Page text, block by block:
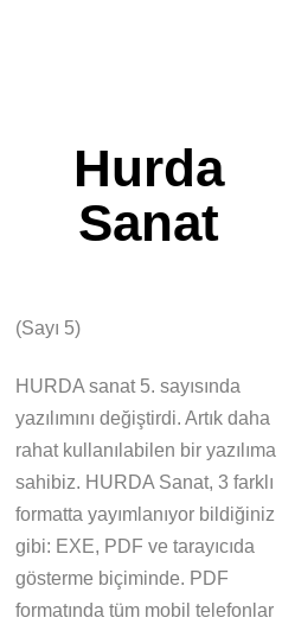
Hurda
Sanat
(Sayı 5)
HURDA sanat 5. sayısında
yazılımını değiştirdi. Artık daha
rahat kullanılabilen bir yazılıma
sahibiz. HURDA Sanat, 3 farklı
formatta yayımlanıyor bildiğiniz
gibi: EXE, PDF ve tarayıcıda
gösterme biçiminde. PDF
formatında tüm mobil telefonlar